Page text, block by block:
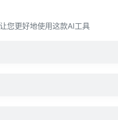
您更好地使用这款AI工具